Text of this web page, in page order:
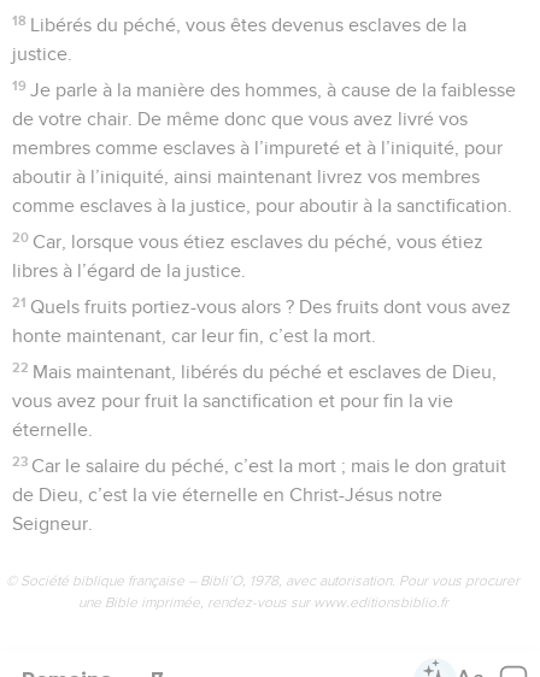
18 Libérés du péché, vous êtes devenus esclaves de la
justice.
19 Je parle à la manière des hommes, à cause de la faiblesse
de votre chair. De même donc que vous avez livré vos
membres comme esclaves à l’impureté et à l’iniquité, pour
aboutir à l’iniquité, ainsi maintenant livrez vos membres
comme esclaves à la justice, pour aboutir à la sanctification.
20 Car, lorsque vous étiez esclaves du péché, vous étiez
libres à l’égard de la justice.
21 Quels fruits portiez-vous alors ? Des fruits dont vous avez
honte maintenant, car leur fin, c’est la mort.
22 Mais maintenant, libérés du péché et esclaves de Dieu,
vous avez pour fruit la sanctification et pour fin la vie
éternelle.
23 Car le salaire du péché, c’est la mort ; mais le don gratuit
de Dieu, c’est la vie éternelle en Christ-Jésus notre
Seigneur.
© Société biblique française – Bibli’O, 1978, avec autorisation. Pour vous procurer
une Bible imprimée, rendez-vous sur www.editionsbiblio.fr